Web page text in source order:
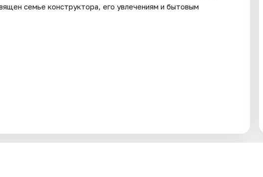
семье конструктора, его увлечениям и бытовым